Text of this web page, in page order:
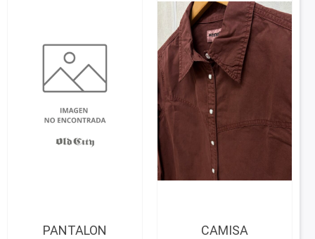
PANTALON
CAMISA